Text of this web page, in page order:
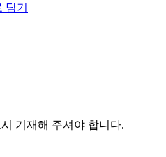
기
기재해 주셔야 합니다.